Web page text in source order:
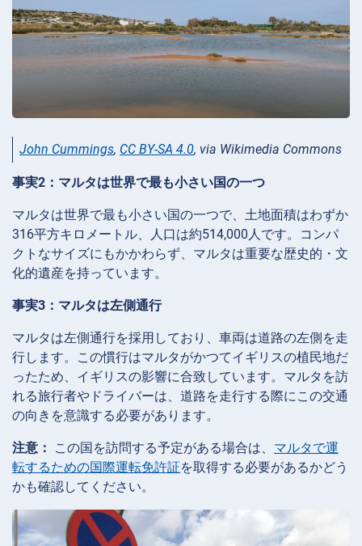
John Cummings, CC BY-SA 4.0, via Wikimedia Commons
事実2：マルタは世界で最も小さい国の一つ
マルタは世界で最も小さい国の一つで、土地面積はわずか
316平方キロメートル、人口は約514,000人です。コンパ
クトなサイズにもかかわらず、マルタは重要な歴史的・文
化的遺産を持っています。
事実3：マルタは左側通行
マルタは左側通行を採用しており、車両は道路の左側を走
行します。この慣行はマルタがかつてイギリスの植民地だ
ったため、イギリスの影響に合致しています。マルタを訪
れる旅行者やドライバーは、道路を走行する際にこの交通
の向きを意識する必要があります。
注意： この国を訪問する予定がある場合は、 マルタで運
転するための国際運転免許証を取得する必要があるかどう
かも確認してください。